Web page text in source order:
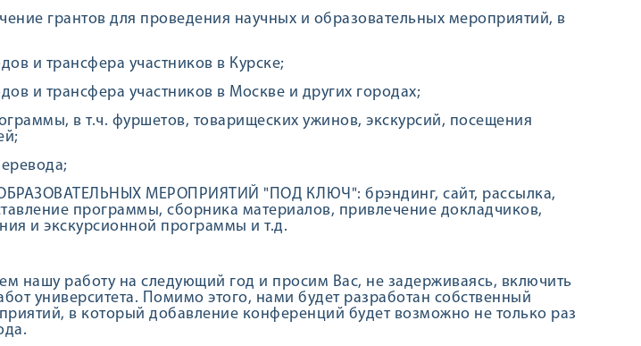
грантов для проведения научных и образовательных мероприятий, в
и трансфера участников в Курске;
и трансфера участников в Москве и других городах;
в т.ч. фуршетов, товарищеских ужинов, экскурсий, посещения
МЕРОПРИЯТИЙ "ПОД КЛЮЧ": брэндинг, сайт, рассылка,
программы, сборника материалов, привлечение докладчиков,
и экскурсионной программы и т.д.
нашу работу на следующий год и просим Вас, не задерживаясь, включить
университета. Помимо этого, нами будет разработан собственный
в который добавление конференций будет возможно не только раз